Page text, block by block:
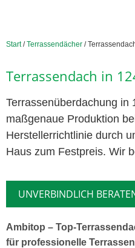
Start/Terrassendächer /
Terrassendach in
Terrassenüberdachung in
maßgenaue Produktion
Herstellerrichtlinie durch
Haus zum Festpreis. Wir
UNVERBINDLICH
Ambitop – Top-
für professionelle